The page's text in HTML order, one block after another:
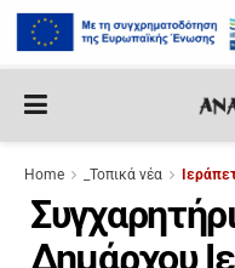
Home _Τοπικά νέα
Δημάρχου